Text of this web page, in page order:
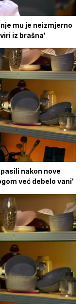
mu je neizmjerno
iz brašna'
nakon nove
već debelo vani'